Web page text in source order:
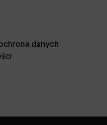
danych